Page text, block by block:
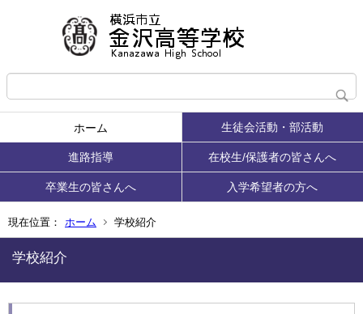
ホーム 生徒会活動・部活動
進路指導 在校生/保護者の皆さんへ
卒業生の皆さんへ 入学希望者の方へ
現在位置： ホーム 学校紹介
学校紹介